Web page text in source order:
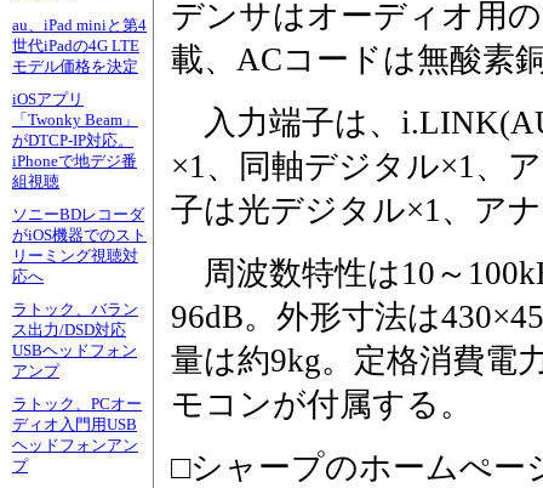
au、iPad miniと第4
世代iPadの4G LTE
モデル価格を決定
iOSアプリ
「Twonky Beam」
がDTCP-IP対応。
iPhoneで地デジ番
組視聴
ソニーBDレコーダ
がiOS機器でのスト
リーミング視聴対
応へ
ラトック、バラン
ス出力/DSD対応
USBヘッドフォン
アンプ
ラトック、PCオー
ディオ入門用USB
ヘッドフォンアン
プ
デンサはオーディオ用
載、ACコードは無酸素
入力端子は、
×1、同軸デジタル×1、
子は光デジタル×1、ア
周波数特性は10～
96dB。外形寸法は
量は約9kg。定格消費電
モコンが付属する。
□シャープのホームぺー